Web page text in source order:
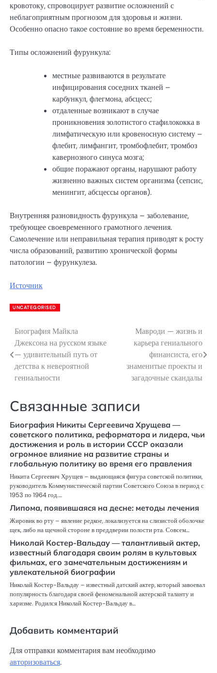
кровотоку, спровоцирует развитие осложнений с
неблагоприятным прогнозом для здоровья и жизни.
Особенно опасно такое состояние во время беременности.
Типы осложнений фурункула:
местные развиваются в результате
инфицирования соседних тканей –
карбункул, флегмона, абсцесс;
отдаленные возникают в случае
проникновения золотистого стафилококка в
лимфатическую или кровеносную систему –
флебит, лимфангит, тромбофлебит, тромбоз
кавернозного синуса мозга;
общие поражают органы, нарушают работу
жизненно важных систем организма (сепсис,
менингит, абсцессы органов).
Внутренняя разновидность фурункула – заболевание,
требующее своевременного грамотного лечения.
Самолечение или неправильная терапия приводят к росту
числа образований, развитию хронической формы
патологии – фурункулеза.
Источник
UNCATEGORISED
Навигация
по
записям
Биография Майкла
Джексона на русском языке
— удивительный путь от
детства к невероятной
гениальности
Мавроди — жизнь и
карьера гениального
финансиста, его
знаменитые проекты и
загадочные скандалы
Связанные записи
Биография Никиты Сергеевича Хрущева —
советского политика, реформатора и лидера, чьи
достижения и роль в истории СССР оказали
огромное влияние на развитие страны и
глобальную политику во время его правления
Никита Сергеевич Хрущев – выдающаяся фигура советской политики,
руководитель Коммунистической партии Советского Союза в период с
1953 по 1964 год.…
Липома, появившаяся на десне: методы лечения
Жировик во рту – явление редкое, локализуется на слизистой оболочке
щек, либо на щечной стороне в преддверии полости рта. Совсем…
Николай Костер-Вальдау — талантливый актер,
известный благодаря своим ролям в культовых
фильмах, его замечательным достижениям и
увлекательной биографии
Николай Костер-Вальдау – известный датский актер, который завоевал
популярность благодаря своей феноменальной актерской таланту и
харизме. Родился Николай Костер-Вальдау в…
Добавить комментарий
Для отправки комментария вам необходимо
авторизоваться.